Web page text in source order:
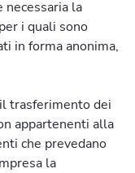
necessaria la
i quali sono
in forma anonima,
trasferimento dei
appartenenti alla
che prevedano
la